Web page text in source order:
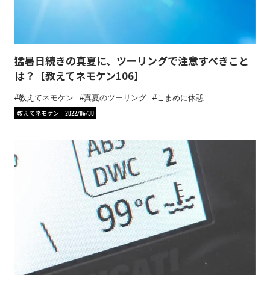
猛暑日続きの真夏に、ツーリングで注意すべきこと
は？【教えてネモケン106】
教えてネモケン 真夏のツーリング
こまめに休憩
教えてネモケン
2022/06/30